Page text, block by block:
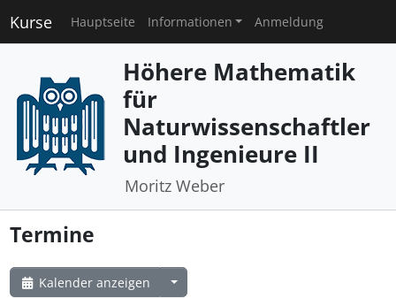
Kurse Hauptseite Informationen Anmeldung
Höhere Mathematik
für
Naturwissenschaftler
und Ingenieure II
Moritz Weber
Termine
Kalender anzeigen